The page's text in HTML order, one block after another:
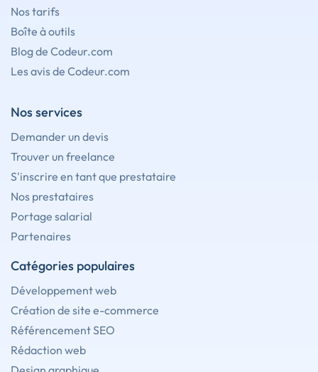
Nos tarifs
Boîte à outils
Blog de Codeur.com
Les avis de Codeur.com
Nos services
Demander un devis
Trouver un freelance
S'inscrire en tant que prestataire
Nos prestataires
Portage salarial
Partenaires
Catégories populaires
Développement web
Création de site e-commerce
Référencement SEO
Rédaction web